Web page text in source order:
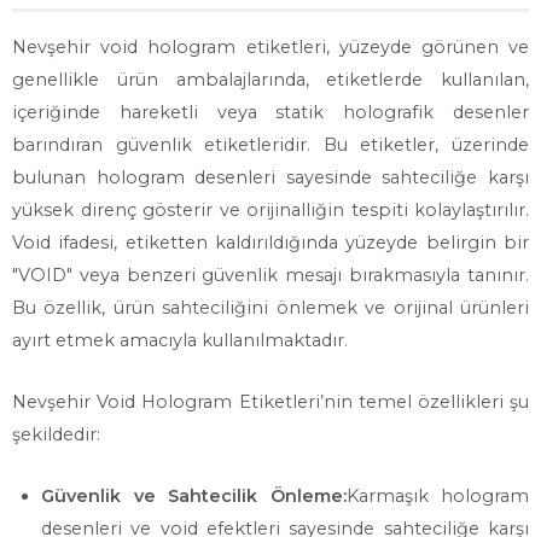
Nevşehir void hologram etiketleri, yüzeyde görünen ve
genellikle ürün ambalajlarında, etiketlerde kullanılan,
içeriğinde hareketli veya statik holografik desenler
barındıran güvenlik etiketleridir. Bu etiketler, üzerinde
bulunan hologram desenleri sayesinde sahteciliğe karşı
yüksek direnç gösterir ve orijinalliğin tespiti kolaylaştırılır.
Void ifadesi, etiketten kaldırıldığında yüzeyde belirgin bir
"VOID" veya benzeri güvenlik mesajı bırakmasıyla tanınır.
Bu özellik, ürün sahteciliğini önlemek ve orijinal ürünleri
ayırt etmek amacıyla kullanılmaktadır.
Nevşehir Void Hologram Etiketleri’nin temel özellikleri şu
şekildedir:
Güvenlik ve Sahtecilik Önleme:Karmaşık hologram
desenleri ve void efektleri sayesinde sahteciliğe karşı